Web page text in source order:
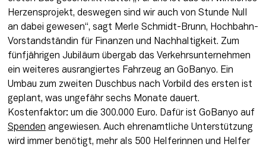
Herzensprojekt, deswegen sind wir auch von Stunde Null
an dabei gewesen“, sagt Merle Schmidt-Brunn, Hochbahn-
Vorstandständin für Finanzen und Nachhaltigkeit. Zum
fünfjährigen Jubiläum übergab das Verkehrsunternehmen
ein weiteres ausrangiertes Fahrzeug an GoBanyo. Ein
Umbau zum zweiten Duschbus nach Vorbild des ersten ist
geplant, was ungefähr sechs Monate dauert.
Spenden angewiesen. Auch ehrenamtliche Unterstützung
wird immer benötigt, mehr als 500 Helferinnen und Helfer